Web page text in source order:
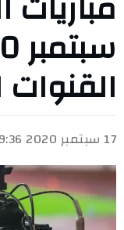
القنوات
17 سبتمبر 2020 09:36